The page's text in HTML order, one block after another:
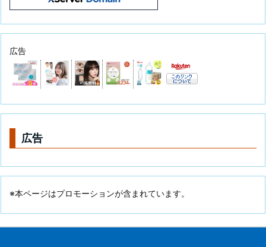
広告
広告
※本ページはプロモーションが含まれています。